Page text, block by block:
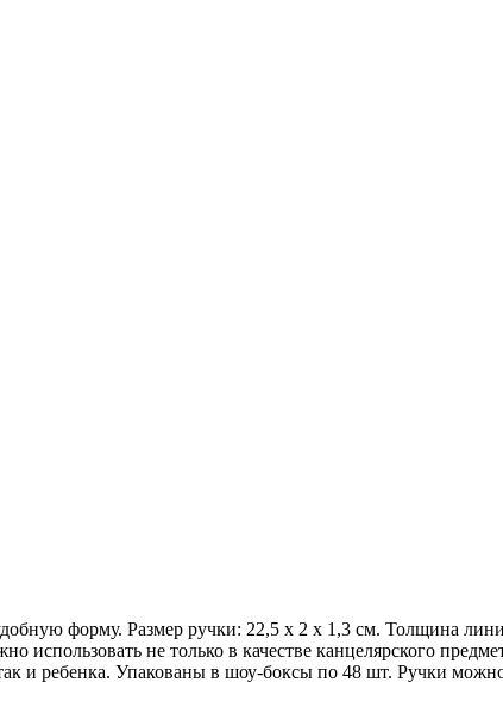
форму. Размер ручки: 22,5 х 2 х 1,3 см. Толщина
не только в качестве канцелярского
и ребенка. Упакованы в шоу-боксы по 48 шт. Ручки можно